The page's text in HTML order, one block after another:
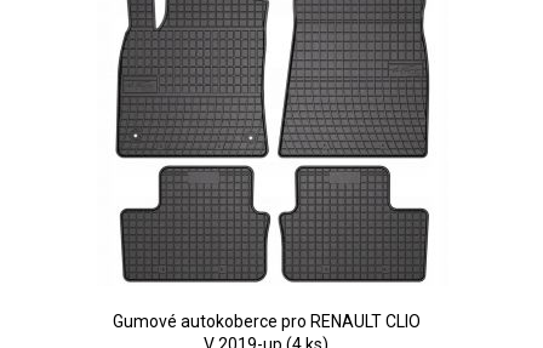
Gumové autokoberce pro RENAULT CLIO